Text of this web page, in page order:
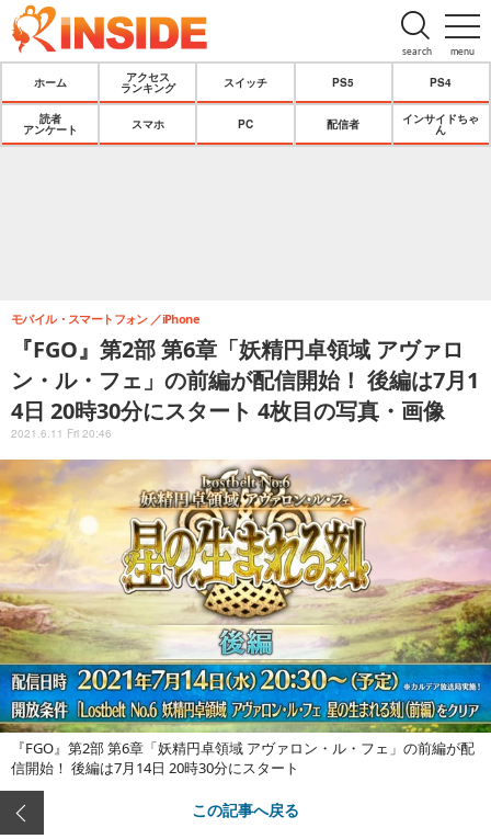
menu
search
ホーム
アクセス
ランキング
スイッチ PS5 PS4
読者
アンケート
スマホ PC 配信者
インサイドちゃ
ん
『FGO』第2部 第6章「妖精円卓領域 アヴァロ
ン・ル・フェ」の前編が配信開始！ 後編は7月1
4日 20時30分にスタート 4枚目の写真・画像
モバイル・スマートフォン iPhone
2021.6.11 Fri 20:46
『FGO』第2部 第6章「妖精円卓領域 アヴァロン・ル・フェ」の前編が配
信開始！ 後編は7月14日 20時30分にスタート
この記事へ戻る